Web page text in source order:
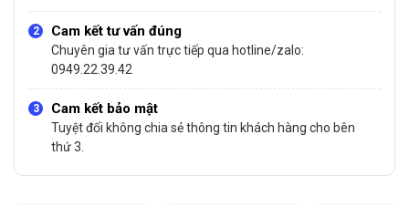
Cam kết tư vấn đúng
Chuyên gia tư vấn trực tiếp qua hotline/zalo:
0949.22.39.42
Cam kết bảo mật
Tuyệt đối không chia sẻ thông tin khách hàng cho bên
thứ 3.